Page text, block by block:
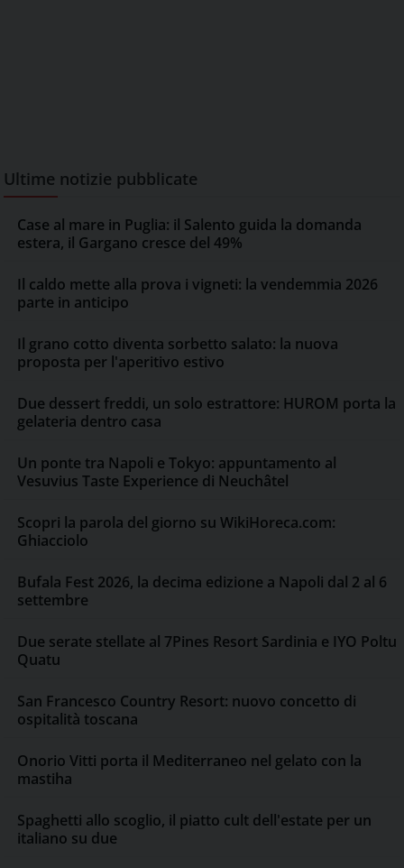
Ultime notizie pubblicate
Case al mare in Puglia: il Salento guida la domanda
estera, il Gargano cresce del 49%
Il caldo mette alla prova i vigneti: la vendemmia 2026
parte in anticipo
Il grano cotto diventa sorbetto salato: la nuova
proposta per l'aperitivo estivo
Due dessert freddi, un solo estrattore: HUROM porta la
gelateria dentro casa
Un ponte tra Napoli e Tokyo: appuntamento al
Vesuvius Taste Experience di Neuchâtel
Scopri la parola del giorno su WikiHoreca.com:
Ghiacciolo
Bufala Fest 2026, la decima edizione a Napoli dal 2 al 6
settembre
Due serate stellate al 7Pines Resort Sardinia e IYO Poltu
Quatu
San Francesco Country Resort: nuovo concetto di
ospitalità toscana
Onorio Vitti porta il Mediterraneo nel gelato con la
mastiha
Spaghetti allo scoglio, il piatto cult dell'estate per un
italiano su due